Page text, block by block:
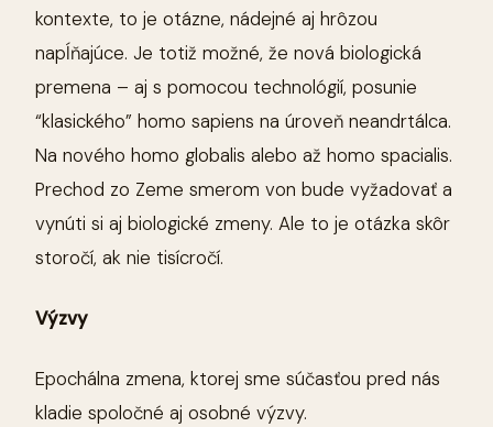
kontexte, to je otázne, nádejné aj hrôzou
napĺňajúce. Je totiž možné, že nová biologická
premena – aj s pomocou technológií, posunie
“klasického” homo sapiens na úroveň neandrtálca.
Na nového homo globalis alebo až homo spacialis.
Prechod zo Zeme smerom von bude vyžadovať a
vynúti si aj biologické zmeny. Ale to je otázka skôr
storočí, ak nie tisícročí.
Výzvy
Epochálna zmena, ktorej sme súčasťou pred nás
kladie spoločné aj osobné výzvy.